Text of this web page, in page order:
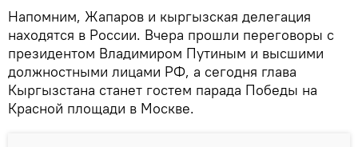
Напомним, Жапаров и кыргызская делегация
находятся в России. Вчера прошли переговоры с
президентом Владимиром Путиным и высшими
должностными лицами РФ, а сегодня глава
Кыргызстана станет гостем парада Победы на
Красной площади в Москве.